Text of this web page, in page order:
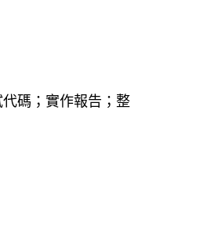
碼；實作報告；整